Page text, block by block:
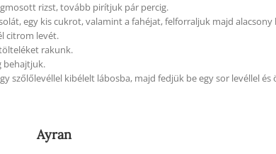
rizst, tovább pirítjuk pár percig.
egy kis cukrot, valamint a fahéjat, felforraljuk majd
citrom levét.
rakunk.
behajtjuk.
szőlőlevéllel kibélelt lábosba, majd fedjük be egy sor levéllel
Ayran